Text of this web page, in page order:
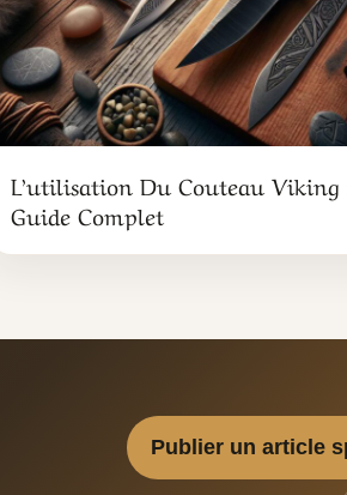
L’utilisation Du Couteau Viking
Guide Complet
Publier un article